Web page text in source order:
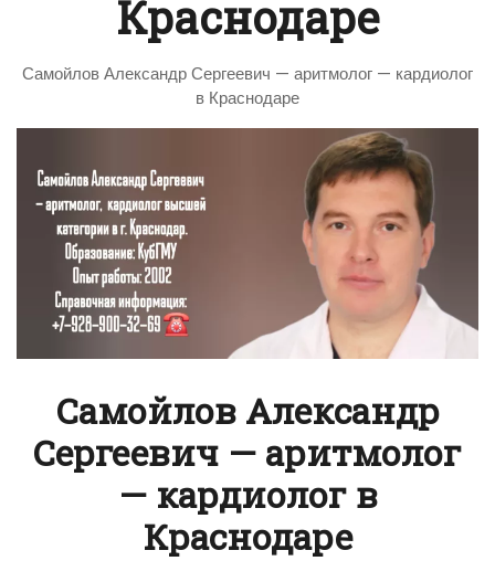
Краснодаре
Самойлов Александр Сергеевич — аритмолог — кардиолог
в Краснодаре
Самойлов Александр
Сергеевич — аритмолог
— кардиолог в
Краснодаре